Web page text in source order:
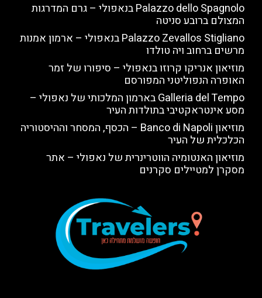
Palazzo dello Spagnolo בנאפולי – גרם המדרגות
המצולם ברובע סניטה
Palazzo Zevallos Stigliano בנאפולי – ארמון אמנות
מרשים ברחוב ויה טולדו
מוזיאון אנריקו קרוזו בנאפולי – סיפורו של זמר
האופרה הנפוליטני המפורסם
Galleria del Tempo בארמון המלכותי של נאפולי –
מסע אינטראקטיבי בתולדות העיר
מוזיאון Banco di Napoli – הכסף, המסחר וההיסטוריה
הכלכלית של העיר
מוזיאון האנטומיה הווטרינרית של נאפולי – אתר
מסקרן למטיילים סקרנים